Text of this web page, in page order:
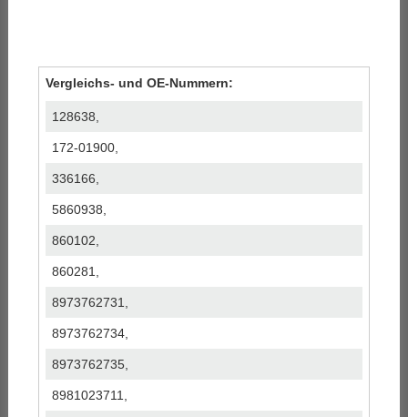
Vergleichs- und OE-Nummern:
128638,
172-01900,
336166,
5860938,
860102,
860281,
8973762731,
8973762734,
8973762735,
8981023711,